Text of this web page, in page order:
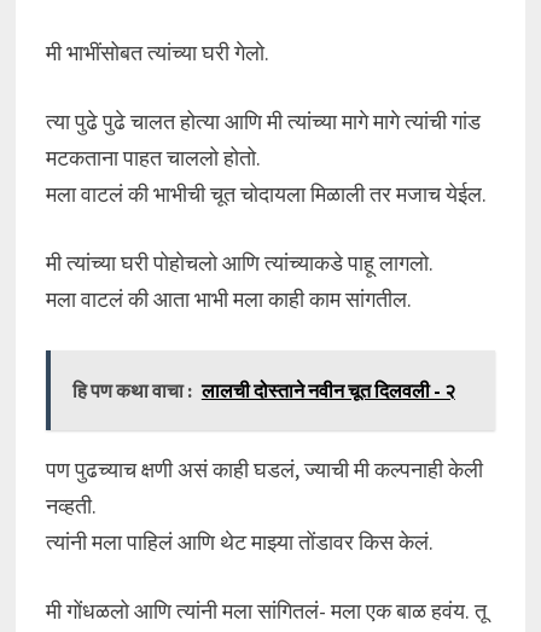
मी भाभींसोबत त्यांच्या घरी गेलो.
त्या पुढे पुढे चालत होत्या आणि मी त्यांच्या मागे मागे त्यांची गांड
मटकताना पाहत चाललो होतो.
मला वाटलं की भाभीची चूत चोदायला मिळाली तर मजाच येईल.
मी त्यांच्या घरी पोहोचलो आणि त्यांच्याकडे पाहू लागलो.
मला वाटलं की आता भाभी मला काही काम सांगतील.
हि पण कथा वाचा : लालची दोस्ताने नवीन चूत दिलवली - २
पण पुढच्याच क्षणी असं काही घडलं, ज्याची मी कल्पनाही केली
नव्हती.
त्यांनी मला पाहिलं आणि थेट माझ्या तोंडावर किस केलं.
मी गोंधळलो आणि त्यांनी मला सांगितलं- मला एक बाळ हवंय. तू